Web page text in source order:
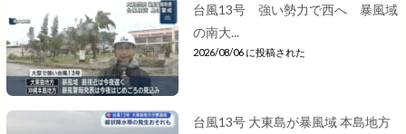
台風13号 強い勢力で西へ 暴風域
の南大...
2026/08/06 に投稿された
台風13号 大東島が暴風域 本島地方